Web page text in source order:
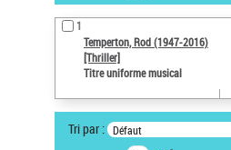
Œuvres liées à l'auteur :
Temperton, Rod (1947-2016)
Statut de la notice d’autorité
Notice élémentaire
1
Temperton, Rod (1947-2016)
[Thriller]
Titre uniforme musical
Tri par : Défaut